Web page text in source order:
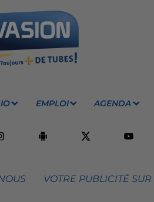
EMPLOI AGENDA
VOTRE PUBLICITÉ